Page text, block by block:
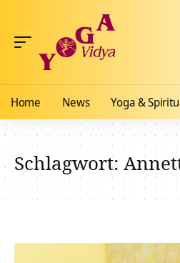
Home News Yoga &
Schlagwort: